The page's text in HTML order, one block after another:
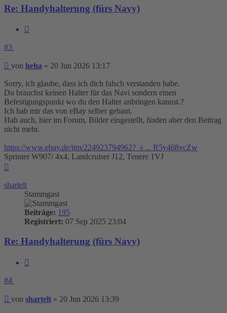
Re: Handyhalterung (fürs Navy)
#3
Beitrag
von heha » 20 Jun 2026 13:17
Sorry, ich glaube, dass ich dich falsch verstanden habe.
Du brauchst keinen Halter für das Navi sondern einen
Befestigungspunkt wo du den Halter anbringen kannst.?
Ich hab mir das von eBay selber gebaut.
Hab auch, hier im Forum, Bilder eingestellt, finden aber den Beitrag
nicht mehr.
https://www.ebay.de/itm/224923794962?_s ... R5y468vcZw
Sprinter W907/ 4x4, Landcruiser J12, Tenere 1VJ
shartelt
Stammgast
Beiträge: 195
Registriert: 07 Sep 2025 23:04
Re: Handyhalterung (fürs Navy)
#4
Beitrag
von shartelt » 20 Jun 2026 13:39